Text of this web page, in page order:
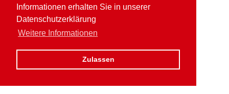
Informationen erhalten Sie in unserer
Datenschutzerklärung
Weitere Informationen
Zulassen